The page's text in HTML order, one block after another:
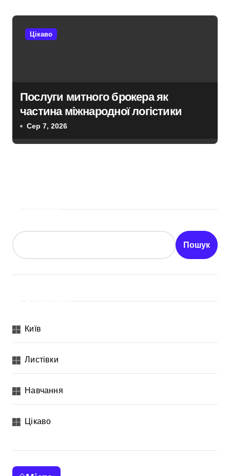
Цікаво
Послуги митного брокера як
частина міжнародної логістики
Сер 7, 2026
Пошук
Київ
Листівки
Навчання
Цікаво